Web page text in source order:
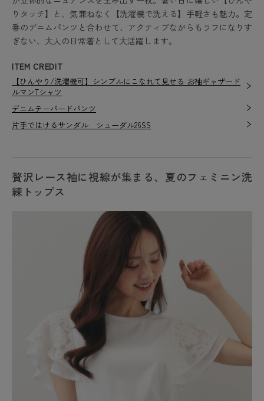
りタッチ】と、気兼ねなく【洗濯機で洗える】手軽さも魅力。定
番のデニムパンツと合わせて、アクティブながらもラフになりす
ぎない、大人の日常着として大活躍します。
ITEM CREDIT
【ひんやり/洗濯機可】シンプルにこなれて見せる お袖ギャザード
ルマンTシャツ
デニムテーパードパンツ
片手ではけるサンダル シューダル26SS
贅沢レース袖に視線が集まる、夏のフェミニン洗
練トップス